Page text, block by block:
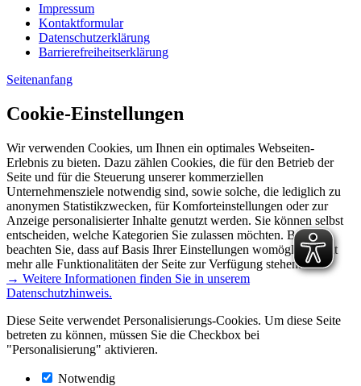
Impressum
Kontaktformular
Datenschutzerklärung
Barrierefreiheitserklärung
Seitenanfang
Cookie-Einstellungen
Wir verwenden Cookies, um Ihnen ein optimales Webseiten-
Erlebnis zu bieten. Dazu zählen Cookies, die für den Betrieb der
Seite und für die Steuerung unserer kommerziellen
Unternehmensziele notwendig sind, sowie solche, die lediglich zu
anonymen Statistikzwecken, für Komforteinstellungen oder zur
Anzeige personalisierter Inhalte genutzt werden. Sie können selbst
entscheiden, welche Kategorien Sie zulassen möchten. Bitte
beachten Sie, dass auf Basis Ihrer Einstellungen womöglich nicht
mehr alle Funktionalitäten der Seite zur Verfügung stehen.
→ Weitere Informationen finden Sie in unserem
Datenschutzhinweis.
Diese Seite verwendet Personalisierungs-Cookies. Um diese Seite
betreten zu können, müssen Sie die Checkbox bei
"Personalisierung" aktivieren.
Notwendig